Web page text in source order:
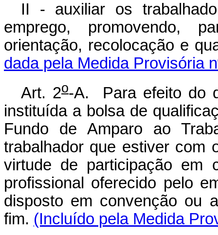
II - auxiliar os
emprego, promovendo,
orientação, recolocação e
dada pela Medida Provisória
Art. 2o-A. Para efeito do
instituída a bolsa de
Fundo de Amparo ao
trabalhador que estiver com
virtude de participação em
profissional oferecido pelo
disposto em convenção ou
fim. (Incluído pela Medida